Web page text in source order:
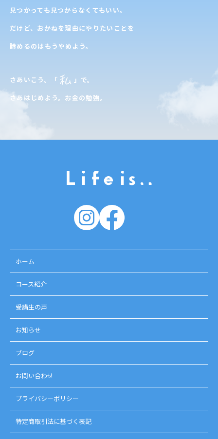
見つかっても見つからなくてもいい。
だけど、おかねを理由にやりたいことを
諦めるのはもうやめよう。
さあいこう。「
」で。
さあはじめよう。お金の勉強。
ホーム
コース紹介
受講生の声
お知らせ
ブログ
お問い合わせ
プライバシーポリシー
特定商取引法に基づく表記